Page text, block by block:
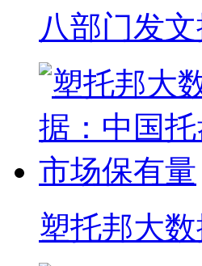
八部门发
塑托邦大